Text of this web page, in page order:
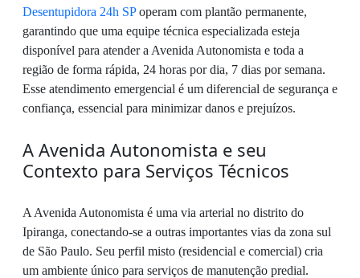
Desentupidora 24h SPoperam com plantão permanente,
garantindo que uma equipe técnica especializada esteja
disponível para atender a Avenida Autonomista e toda a
região de forma rápida, 24 horas por dia, 7 dias por semana.
Esse atendimento emergencial é um diferencial de segurança e
confiança, essencial para minimizar danos e prejuízos.
A Avenida Autonomista e seu
Contexto para Serviços Técnicos
A Avenida Autonomista é uma via arterial no distrito do
Ipiranga, conectando-se a outras importantes vias da zona sul
de São Paulo. Seu perfil misto (residencial e comercial) cria
um ambiente único para serviços de manutenção predial.